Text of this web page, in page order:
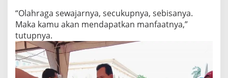
l
a
s
n
W
“Olahraga sewajarnya, secukupnya, sebisanya.
Maka kamu akan mendapatkan manfaatnya,”
tutupnya.